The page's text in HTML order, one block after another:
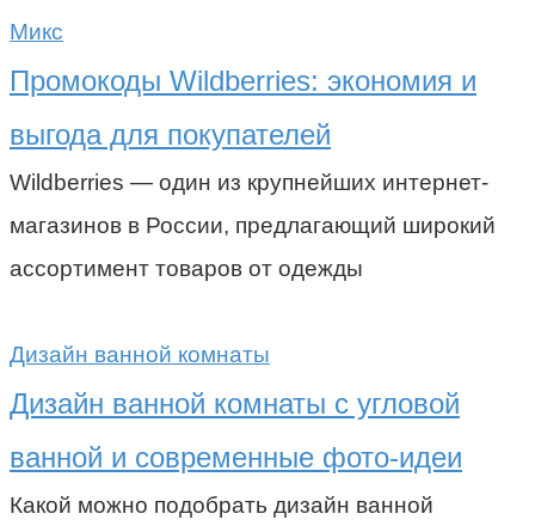
Микс
Промокоды Wildberries: экономия и
выгода для покупателей
Wildberries — один из крупнейших интернет-
магазинов в России, предлагающий широкий
ассортимент товаров от одежды
Дизайн ванной комнаты
Дизайн ванной комнаты с угловой
ванной и современные фото-идеи
Какой можно подобрать дизайн ванной